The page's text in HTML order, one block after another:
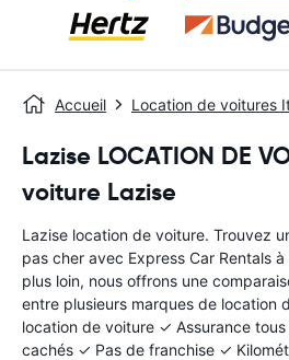
Accueil Location de voitures
Lazise LOCATION DE
voiture Lazise
Lazise location de voiture. Trouvez
pas cher avec Express Car Rentals
plus loin, nous offrons une
entre plusieurs marques de location
location de voiture ✓ Assurance
cachés ✓ Pas de franchise ✓